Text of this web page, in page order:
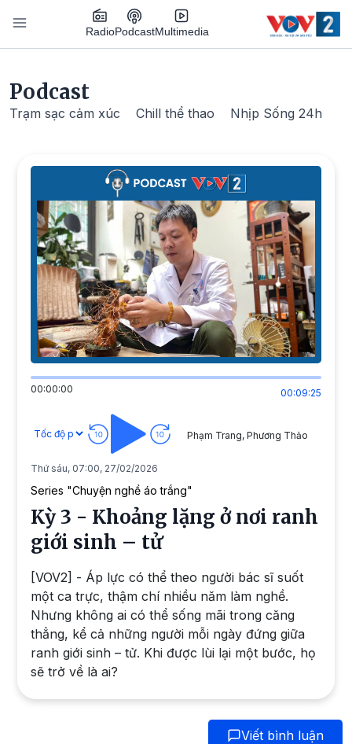
Nhảy đến nội dung
RadioPodcastMultimedia
Podcast
Trạm sạc cảm xúc Chill thể thao Nhịp Sống 24h
00:00:00 00:09:25
Phạm Trang, Phương Thảo
Thứ sáu, 07:00, 27/02/2026
Series "Chuyện nghề áo trắng"
Kỳ 3 - Khoảng lặng ở nơi ranh
giới sinh – tử
[VOV2] - Áp lực có thể theo người bác sĩ suốt
một ca trực, thậm chí nhiều năm làm nghề.
Nhưng không ai có thể sống mãi trong căng
thẳng, kể cả những người mỗi ngày đứng giữa
ranh giới sinh – tử. Khi được lùi lại một bước, họ
sẽ trở về là ai?
Viết bình luận